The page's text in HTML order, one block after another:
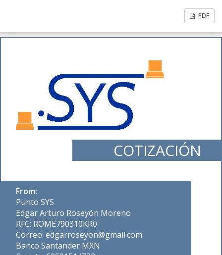
PDF
COTIZACIÓN
From:
Punto SYS
Edgar Arturo Roseyón Moreno
RFC: ROME790310KR0
Correo: edgarroseyon@gmail.com
Banco Santander MXN